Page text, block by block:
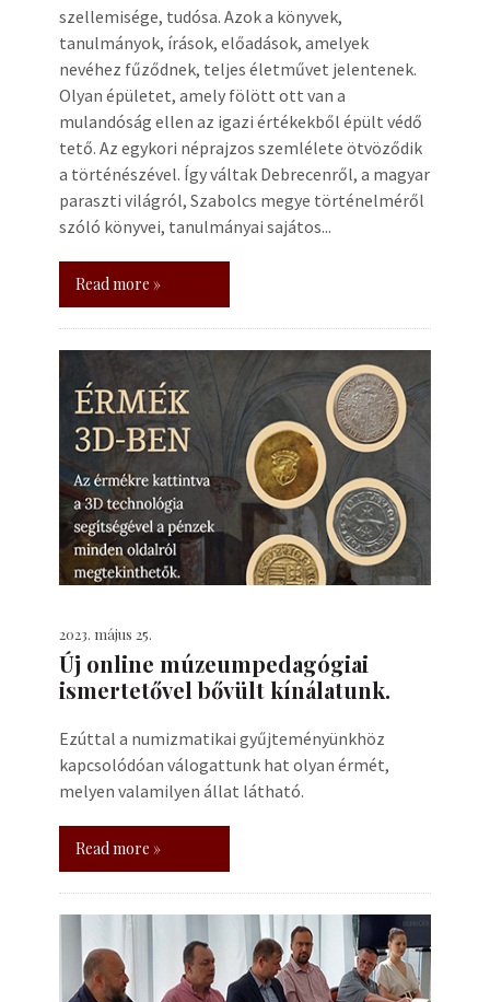
szellemisége, tudósa. Azok a könyvek,
tanulmányok, írások, előadások, amelyek
nevéhez fűződnek, teljes életművet jelentenek.
Olyan épületet, amely fölött ott van a
mulandóság ellen az igazi értékekből épült védő
tető. Az egykori néprajzos szemlélete ötvöződik
a történészével. Így váltak Debrecenről, a magyar
paraszti világról, Szabolcs megye történelméről
szóló könyvei, tanulmányai sajátos...
Read more »
2023. május 25.
Új online múzeumpedagógiai
ismertetővel bővült kínálatunk.
Ezúttal a numizmatikai gyűjteményünkhöz
kapcsolódóan válogattunk hat olyan érmét,
melyen valamilyen állat látható.
Read more »